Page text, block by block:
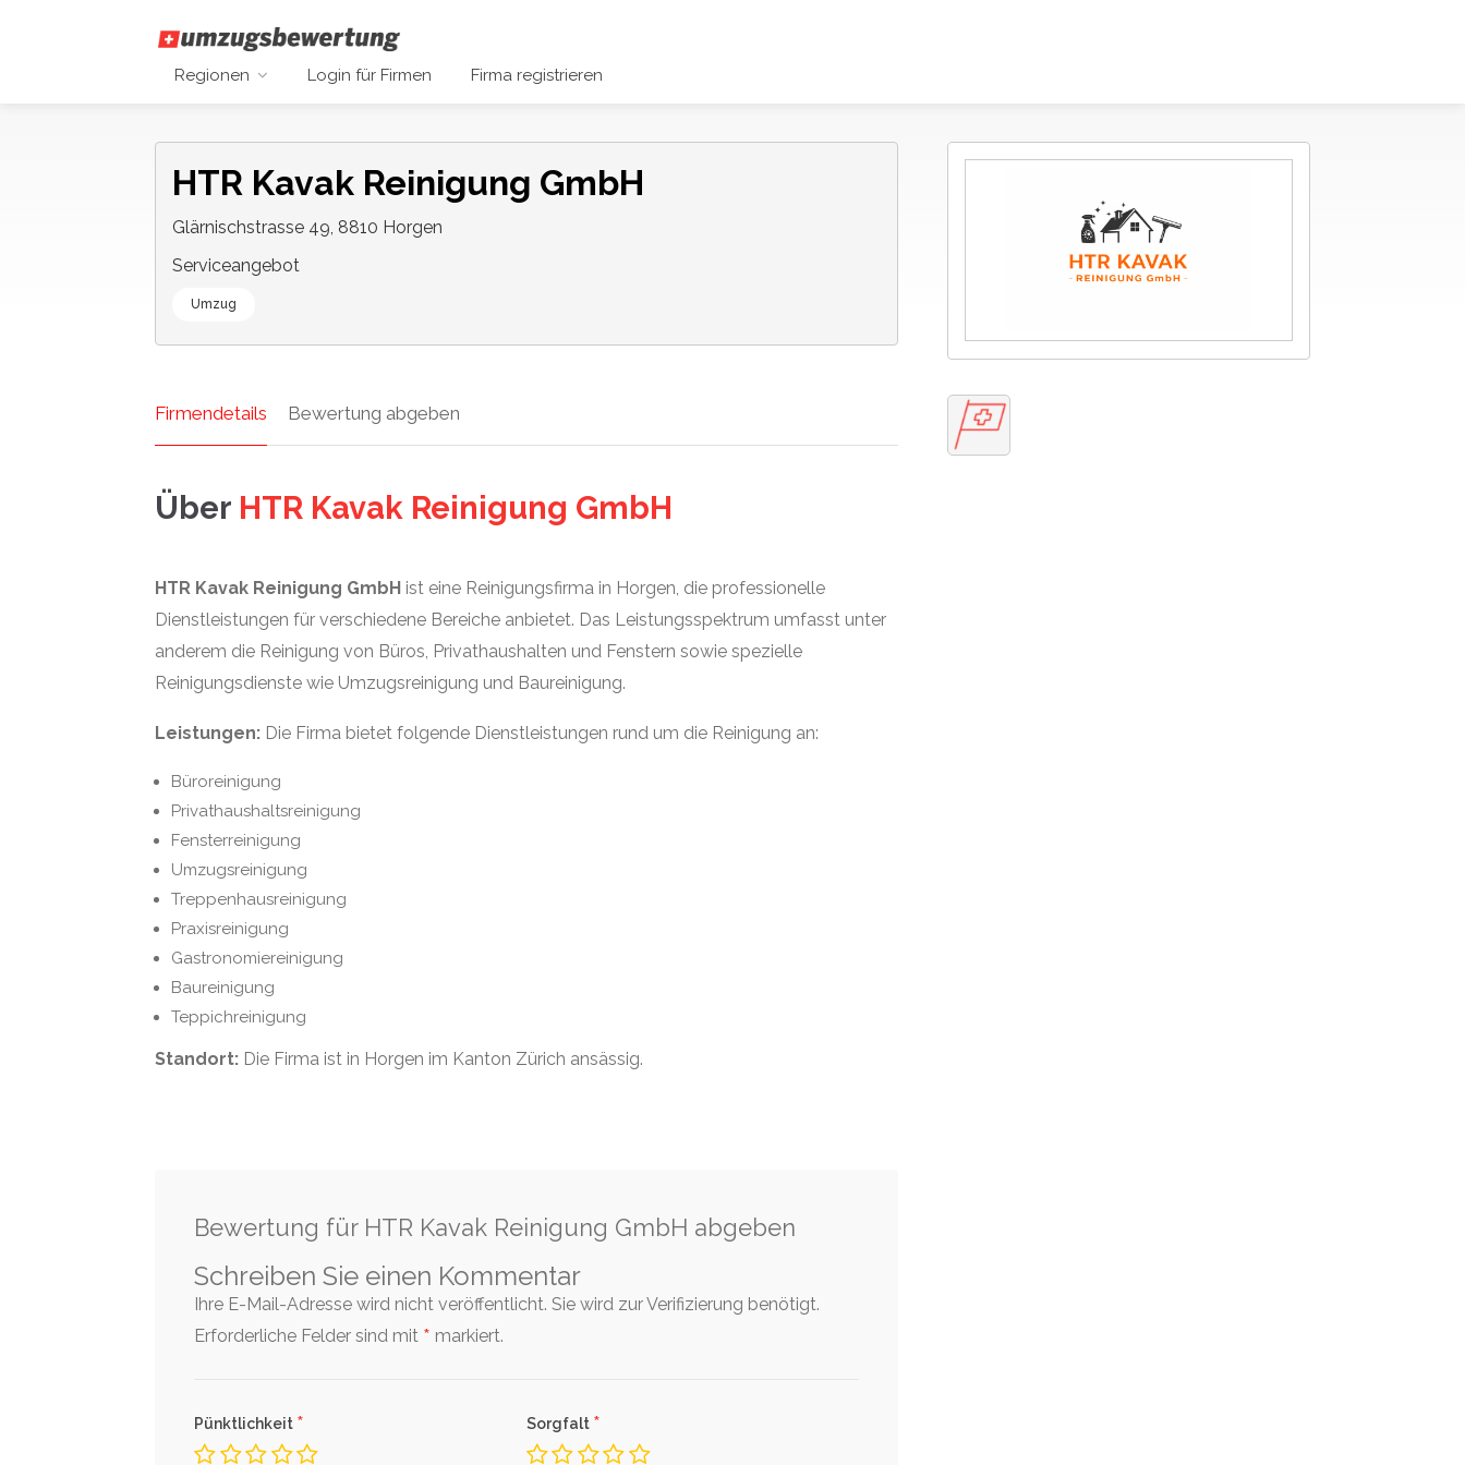
Regionen Login für Firmen Firma registrieren
HTR Kavak Reinigung GmbH
Glärnischstrasse 49, 8810 Horgen
Serviceangebot
Umzug
Firmendetails Bewertung abgeben
Über HTR Kavak Reinigung GmbH
HTR Kavak Reinigung GmbH ist eine Reinigungsfirma in Horgen, die professionelle
Dienstleistungen für verschiedene Bereiche anbietet. Das Leistungsspektrum umfasst unter
anderem die Reinigung von Büros, Privathaushalten und Fenstern sowie spezielle
Reinigungsdienste wie Umzugsreinigung und Baureinigung.
Leistungen: Die Firma bietet folgende Dienstleistungen rund um die Reinigung an:
Büroreinigung
Privathaushaltsreinigung
Fensterreinigung
Umzugsreinigung
Treppenhausreinigung
Praxisreinigung
Gastronomiereinigung
Baureinigung
Teppichreinigung
Standort: Die Firma ist in Horgen im Kanton Zürich ansässig.
Bewertung für HTR Kavak Reinigung GmbH abgeben
Schreiben Sie einen Kommentar
Ihre E-Mail-Adresse wird nicht veröffentlicht. Sie wird zur Verifizierung benötigt.
Erforderliche Felder sind mit * markiert.
Pünktlichkeit * Sorgfalt *